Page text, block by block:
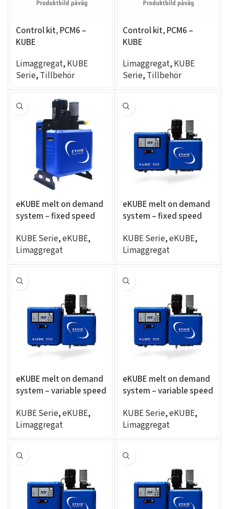
Control kit, PCM6 –
KUBE
Limaggregat, KUBE
Serie, Tillbehör
Control kit, PCM6 –
KUBE
Limaggregat, KUBE
Serie, Tillbehör
eKUBE melt on demand
system – fixed speed
4exits
KUBE Serie,eKUBE,
Limaggregat
eKUBE melt on demand
system – fixed speed
6exits
KUBE Serie,eKUBE,
Limaggregat
eKUBE melt on demand
system – variable speed
mount, 4exits
KUBE Serie,eKUBE,
Limaggregat
eKUBE melt on demand
system – variable speed
6exits
KUBE Serie,eKUBE,
Limaggregat